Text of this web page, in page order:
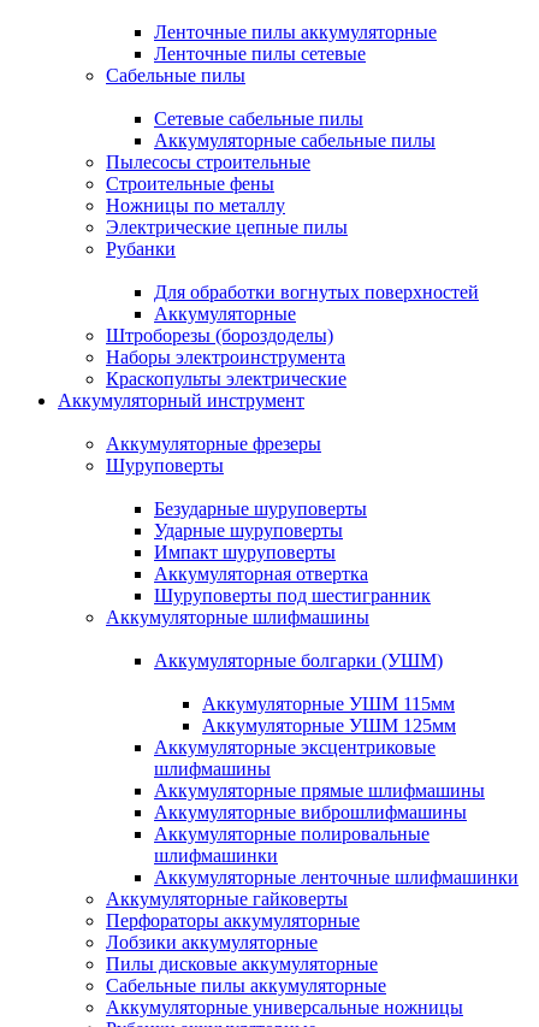
Ленточные пилы аккумуляторные
Ленточные пилы сетевые
Сабельные пилы
Сетевые сабельные пилы
Аккумуляторные сабельные пилы
Пылесосы строительные
Строительные фены
Ножницы по металлу
Электрические цепные пилы
Рубанки
Для обработки вогнутых поверхностей
Аккумуляторные
Штроборезы (бороздоделы)
Наборы электроинструмента
Краскопульты электрические
Аккумуляторный инструмент
Аккумуляторные фрезеры
Шуруповерты
Безударные шуруповерты
Ударные шуруповерты
Импакт шуруповерты
Аккумуляторная отвертка
Шуруповерты под шестигранник
Аккумуляторные шлифмашины
Аккумуляторные болгарки (УШМ)
Аккумуляторные УШМ 115мм
Аккумуляторные УШМ 125мм
Аккумуляторные эксцентриковые
шлифмашины
Аккумуляторные прямые шлифмашины
Аккумуляторные виброшлифмашины
Аккумуляторные полировальные
шлифмашинки
Аккумуляторные ленточные шлифмашинки
Аккумуляторные гайковерты
Перфораторы аккумуляторные
Лобзики аккумуляторные
Пилы дисковые аккумуляторные
Сабельные пилы аккумуляторные
Аккумуляторные универсальные ножницы